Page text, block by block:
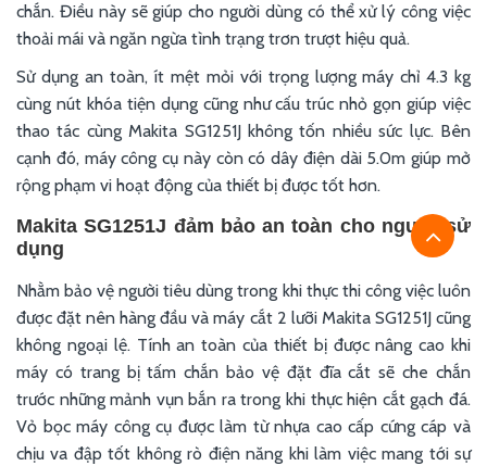
chắn. Điều này sẽ giúp cho người dùng có thể xử lý công việc
thoải mái và ngăn ngừa tình trạng trơn trượt hiệu quả.
Sử dụng an toàn, ít mệt mỏi với trọng lượng máy chỉ 4.3 kg
cùng nút khóa tiện dụng cũng như cấu trúc nhỏ gọn giúp việc
thao tác cùng Makita SG1251J không tốn nhiều sức lực. Bên
cạnh đó, máy công cụ này còn có dây điện dài 5.0m giúp mở
rộng phạm vi hoạt động của thiết bị được tốt hơn.
Makita SG1251J đảm bảo an toàn cho người sử
dụng
Nhằm bảo vệ người tiêu dùng trong khi thực thi công việc luôn
được đặt nên hàng đầu và máy cắt 2 lưỡi Makita SG1251J cũng
không ngoại lệ. Tính an toàn của thiết bị được nâng cao khi
máy có trang bị tấm chắn bảo vệ đặt đĩa cắt sẽ che chắn
trước những mảnh vụn bắn ra trong khi thực hiện cắt gạch đá.
Vỏ bọc máy công cụ được làm từ nhựa cao cấp cứng cáp và
chịu va đập tốt không rò điện năng khi làm việc mang tới sự